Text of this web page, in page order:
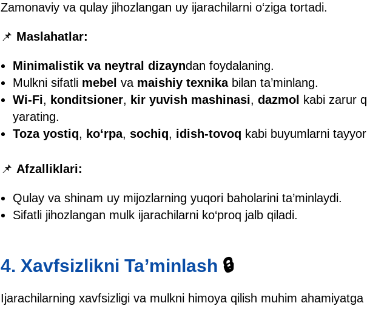
Zamonaviy va qulay jihozlangan uy ijarachilarni o‘ziga tortadi.
📌 Maslahatlar:
Minimalistik va neytral dizayndan foydalaning.
Mulkni sifatli mebel va maishiy texnikabilan ta’minlang.
Wi-Fi, konditsioner, kir yuvish mashinasi, dazmol
kabi zarur
yarating.
Toza yostiq, ko‘rpa, sochiq, idish-tovoq kabi buyumlarni
📌 Afzalliklari:
Qulay va shinam uy mijozlarning yuqori baholarini ta’minlaydi.
Sifatli jihozlangan mulk ijarachilarni ko‘proq jalb qiladi.
4. Xavfsizlikni Ta’minlash 🔒
Ijarachilarning xavfsizligi va mulkni himoya qilish muhim ahamiyatga